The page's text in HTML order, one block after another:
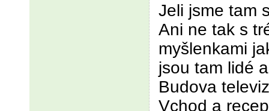
Jeli jsme tam
Ani ne tak s
myšlenkami
jsou tam lidé
Budova
Vchod a